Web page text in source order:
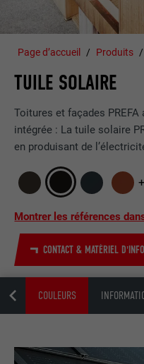
Page d’accueil Produits
TUILE SOLAIRE
Toitures et façades
intégrée : La tuile solaire
en produisant de
Montrer les références
CONTACT & MATÉRIEL
COULEURS